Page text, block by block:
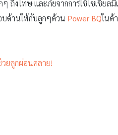
ถึงโทษ และภัยจากการใช้โซเชียล
บด้านให้กับลูกๆด้วน Power BQในด้
วยลูกผ่อนคลาย!